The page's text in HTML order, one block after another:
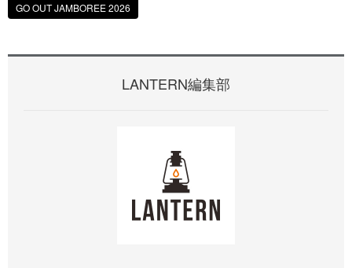
GO OUT JAMBOREE 2026
LANTERN編集部